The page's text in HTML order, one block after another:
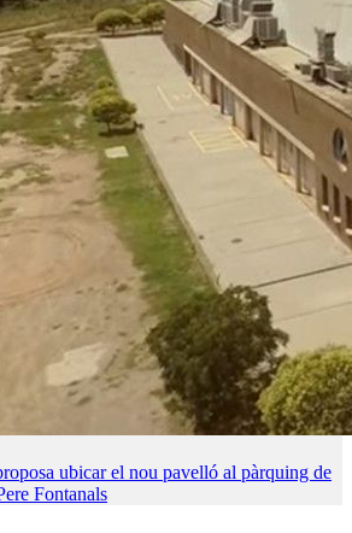
ubicar el nou pavelló al pàrquing de
Fontanals